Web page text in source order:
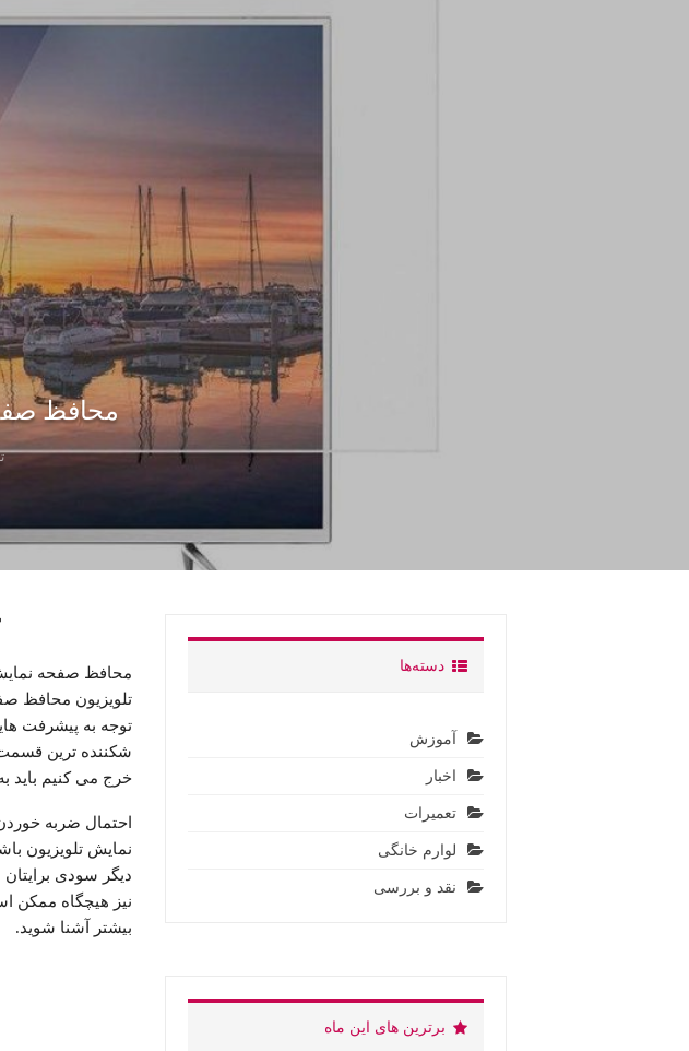
محافظ
محافظ صفحه نمایش
تلویزیون محافظ
توجه به پیشرفت
شکننده ترین قسمت
خرج می کنیم باید
احتمال ضربه
نمایش تلویزیون
دیگر سودی برایتان
نیز هیچگاه ممکن
بیشتر آشنا شوید.
دسته‌ها
آموزش
اخبار
تعمیرات
لوارم خانگی
نقد و بررسی
برترین های این ماه